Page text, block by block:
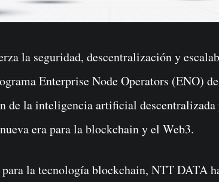
Enterprise Node Operators (ENO)
de la inteligencia artificial descentralizada
era para la blockchain y el Web3.
la tecnología blockchain, NTT DATA